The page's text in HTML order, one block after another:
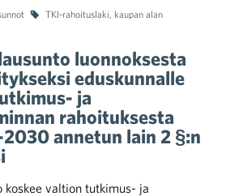
TKI-rahoituslaki, kaupan alan
luonnoksesta
eduskunnalle
ja
rahoituksesta
annetun lain 2 §:n
koskee valtion tutkimus- ja